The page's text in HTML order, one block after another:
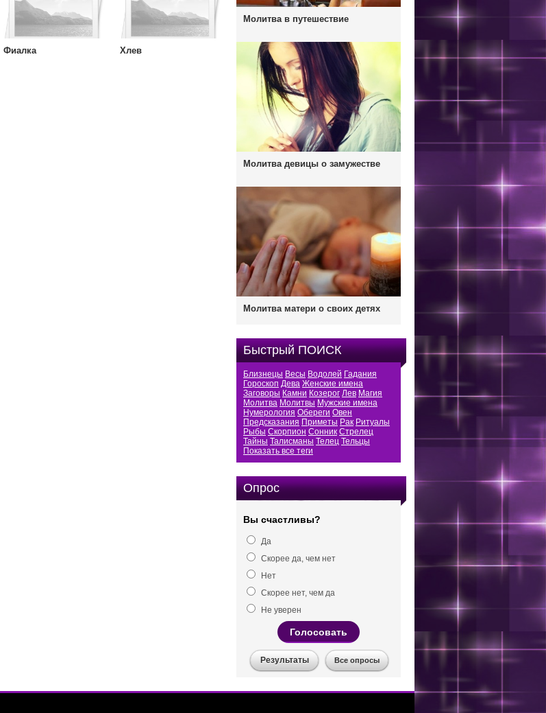
Фиалка Хлев
Молитва в путешествие
Молитва девицы о замужестве
Молитва матери о своих детях
Быстрый ПОИСК
Близнецы Весы Водолей Гадания
Гороскоп Дева Женские имена
Заговоры Камни Козерог Лев Магия
Молитва Молитвы Мужские имена
Нумерология Обереги Овен
Предсказания Приметы Рак Ритуалы
Рыбы Скорпион Сонник Стрелец
Тайны Талисманы Телец Тельцы
Показать все теги
Опрос
Вы счастливы?
Да
Скорее да, чем нет
Нет
Скорее нет, чем да
Не уверен
Голосовать
Результаты Все опросы